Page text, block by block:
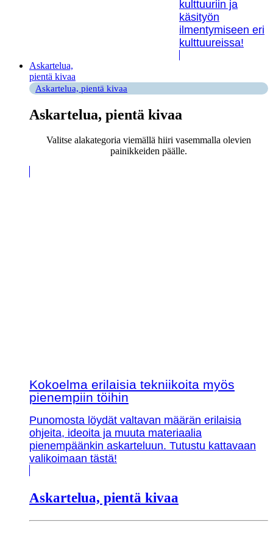
kulttuuriin ja
käsityön
ilmentymiseen eri
kulttuureissa!
Askartelua,
pientä kivaa
Askartelua, pientä kivaa
Askartelua, pientä kivaa
Valitse alakategoria viemällä hiiri vasemmalla olevien
painikkeiden päälle.
Kokoelma erilaisia tekniikoita myös
pienempiin töihin
Punomosta löydät valtavan määrän erilaisia
ohjeita, ideoita ja muuta materiaalia
pienempäänkin askarteluun. Tutustu kattavaan
valikoimaan tästä!
Askartelua, pientä kivaa